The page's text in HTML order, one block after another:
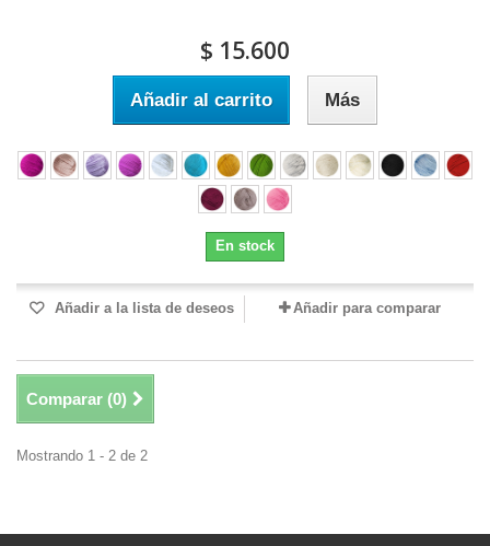
$ 15.600
Añadir al carrito Más
En stock
Añadir a la lista de deseos Añadir para comparar
Comparar (0)
Mostrando 1 - 2 de 2